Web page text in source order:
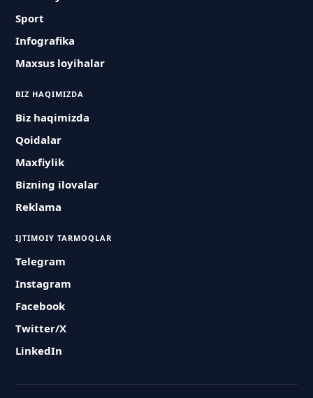
Sport
Infografika
Maxsus loyihalar
BIZ HAQIMIZDA
Biz haqimizda
Qoidalar
Maxfiylik
Bizning ilovalar
Reklama
IJTIMOIY TARMOQLAR
Telegram
Instagram
Facebook
Twitter/X
LinkedIn